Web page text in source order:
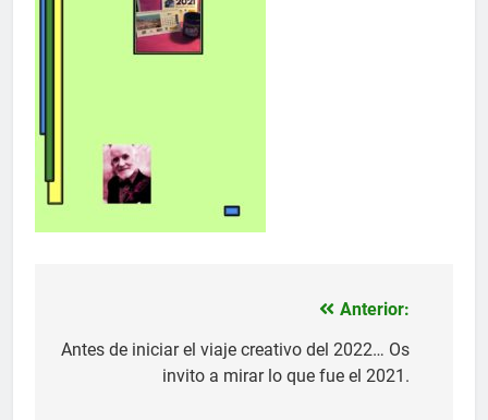
de
Anterior:
Antes de iniciar el viaje creativo del 2022… Os
invito a mirar lo que fue el 2021.